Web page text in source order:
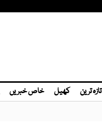
تازہ ترین کھیل خاص خبریں